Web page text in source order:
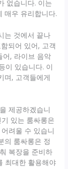
없습니다. 이는
매우 유리합니다.
는 것에서 끝나
되어 있어, 고객
어, 라이브 음악
이 있습니다. 이
며, 고객들에게
제공하겠습니
있는 룸싸롱은
려울 수 있습니
의 룸싸롱은 정
복장을 준비하
최대한 활용해야